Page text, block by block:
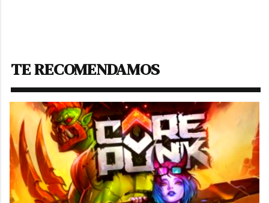
TE RECOMENDAMOS